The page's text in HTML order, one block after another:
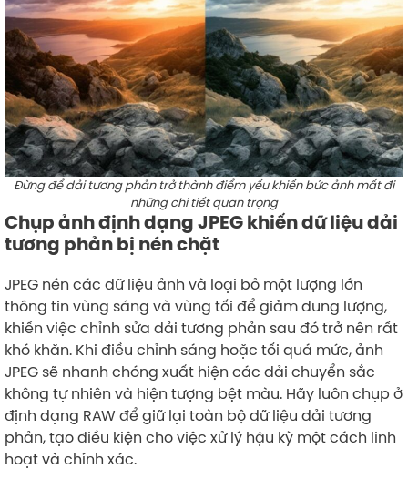
Đừng để dải tương phản trở thành điểm yếu khiến bức ảnh mất đi
những chi tiết quan trọng
Chụp ảnh định dạng JPEG khiến dữ liệu dải
tương phản bị nén chặt
JPEG nén các dữ liệu ảnh và loại bỏ một lượng lớn
thông tin vùng sáng và vùng tối để giảm dung lượng,
khiến việc chỉnh sửa dải tương phản sau đó trở nên rất
khó khăn. Khi điều chỉnh sáng hoặc tối quá mức, ảnh
JPEG sẽ nhanh chóng xuất hiện các dải chuyển sắc
không tự nhiên và hiện tượng bệt màu. Hãy luôn chụp ở
định dạng RAW để giữ lại toàn bộ dữ liệu dải tương
phản, tạo điều kiện cho việc xử lý hậu kỳ một cách linh
hoạt và chính xác.